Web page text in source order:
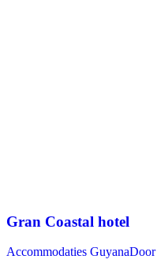
Gran Coastal hotel
Accommodaties GuyanaDoor